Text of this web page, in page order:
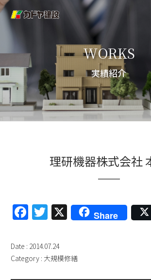
WORKS
実績紹介
理研機器株式会社
Facebook
Twitter
X Share
Date : 2014.07.24
Category : 大規模修繕